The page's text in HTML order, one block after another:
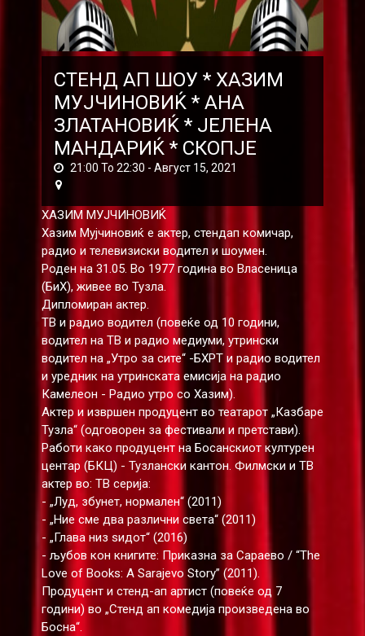
СТЕНД АП ШОУ * ХАЗИМ
МУЈЧИНОВИЌ * АНА
ЗЛАТАНОВИЌ * ЈЕЛЕНА
МАНДАРИЌ * СКОПЈЕ
21:00 To 22:30 - Август 15, 2021
XАЗИМ МУЈЧИНОВИЌ
Хазим Мујчиновиќ е актер, стендап комичар,
радио и телевизиски водител и шоумен.
Роден на 31.05. Во 1977 година во Власеница
(БиХ), живее во Тузла.
Дипломиран актер.
ТВ и радио водител (повеќе од 10 години,
водител на ТВ и радио медиуми, утрински
водител на „Утро за сите“ -БХРТ и радио водител
и уредник на утринската емисија на радио
Камелеон - Радио утро со Хазим).
Актер и извршен продуцент во театарот „Казбаре
Тузла“ (одговорен за фестивали и претстави).
Работи како продуцент на Босанскиот културен
центар (БКЦ) - Тузлански кантон. Филмски и ТВ
актер во: ТВ серија:
- „Луд, збунет, нормален“ (2011)
- „Ние сме два различни света“ (2011)
- „Глава низ ѕидот“ (2016)
- љубов кон книгите: Приказна за Сараево / “The
Love of Books: A Sarajevo Story” (2011).
Продуцент и стенд-ап артист (повеќе од 7
години) во „Стенд ап комедија произведена во
Босна“.